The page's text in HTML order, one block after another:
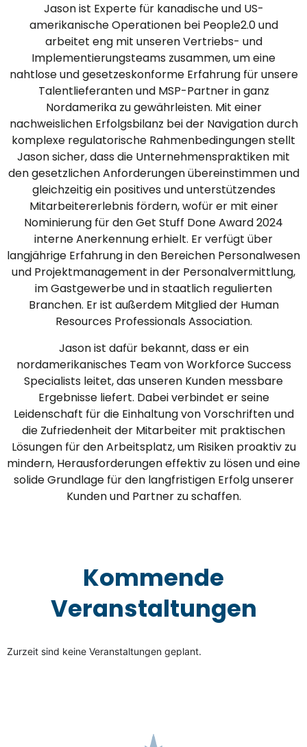
Jason ist Experte für kanadische und US-
amerikanische Operationen bei People2.0 und
arbeitet eng mit unseren Vertriebs- und
Implementierungsteams zusammen, um eine
nahtlose und gesetzeskonforme Erfahrung für unsere
Talentlieferanten und MSP-Partner in ganz
Nordamerika zu gewährleisten. Mit einer
nachweislichen Erfolgsbilanz bei der Navigation durch
komplexe regulatorische Rahmenbedingungen stellt
Jason sicher, dass die Unternehmenspraktiken mit
den gesetzlichen Anforderungen übereinstimmen und
gleichzeitig ein positives und unterstützendes
Mitarbeitererlebnis fördern, wofür er mit einer
Nominierung für den Get Stuff Done Award 2024
interne Anerkennung erhielt. Er verfügt über
langjährige Erfahrung in den Bereichen Personalwesen
und Projektmanagement in der Personalvermittlung,
im Gastgewerbe und in staatlich regulierten
Branchen. Er ist außerdem Mitglied der Human
Resources Professionals Association.
Jason ist dafür bekannt, dass er ein
nordamerikanisches Team von Workforce Success
Specialists leitet, das unseren Kunden messbare
Ergebnisse liefert. Dabei verbindet er seine
Leidenschaft für die Einhaltung von Vorschriften und
die Zufriedenheit der Mitarbeiter mit praktischen
Lösungen für den Arbeitsplatz, um Risiken proaktiv zu
mindern, Herausforderungen effektiv zu lösen und eine
solide Grundlage für den langfristigen Erfolg unserer
Kunden und Partner zu schaffen.
Kommende
Veranstaltungen
Zurzeit sind keine Veranstaltungen geplant.